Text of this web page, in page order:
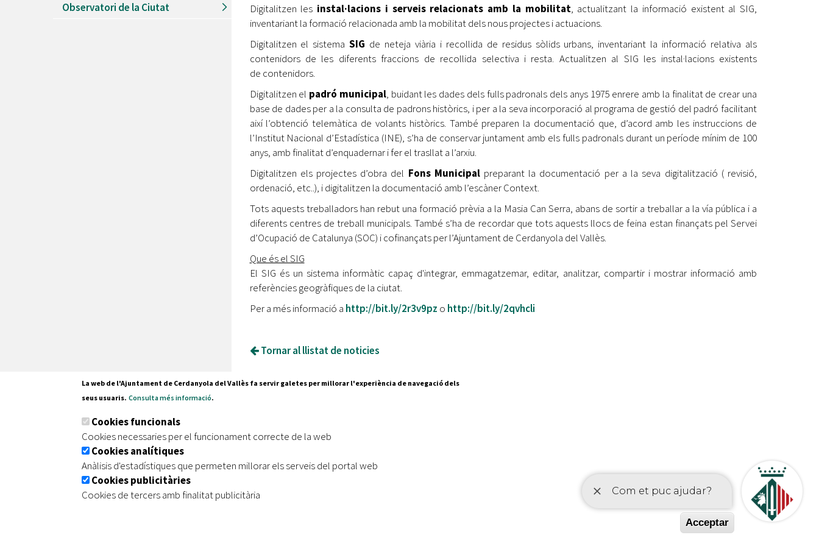
Observatori de la Ciutat
Digitalitzen les instal·lacions i serveis relacionats amb la mobilitat, actualitzant la informació existent al SIG,
inventariant la formació relacionada amb la mobilitat dels nous projectes i actuacions.
Digitalitzen el sistemaSIG de neteja viària i recollida de residus sòlids urbans, inventariant la informació relativa als
contenidors de les diferents fraccions de recollida selectiva i resta. Actualitzen al SIG les instal·lacions existents
de contenidors.
Digitalitzen el padró municipal, buidant les dades dels fulls padronals dels anys 1975 enrere amb la finalitat de crear una
base de dades per a la consulta de padrons històrics, i per a la seva incorporació al programa de gestió del padró facilitant
així l’obtenció telemàtica de volants històrics. També preparen la documentació que, d’acord amb les instruccions de
l’Institut Nacional d’Estadística (INE), s’ha de conservar juntament amb els fulls padronals durant un període mínim de 100
anys, amb finalitat d’enquadernar i fer el trasllat a l’arxiu.
Digitalitzen els projectes d’obra del Fons Municipalpreparant la documentació per a la seva digitalització ( revisió,
ordenació, etc..), i digitalitzen la documentació amb l’escàner Context.
Tots aquests treballadors han rebut una formació prèvia a la Masia Can Serra, abans de sortir a treballar a la vía pública i a
diferents centres de treball municipals. També s’ha de recordar que tots aquests llocs de feina estan finançats pel Servei
d’Ocupació de Catalunya (SOC) i cofinançats per l’Ajuntament de Cerdanyola del Vallès.
Que és el SIG
El SIG és un sistema informàtic capaç d'integrar, emmagatzemar, editar, analitzar, compartir i mostrar informació amb
referències geogràfiques de la ciutat.
Per a més informació a http://bit.ly/2r3v9pz o http://bit.ly/2qvhcli
Tornar al llistat de noticies
Tel. 935 80 88 88
| Avís legal | Protecció de dades
La web de l'Ajuntament de Cerdanyola del Vallès fa servir galetes per millorar l'experiència de navegació dels
seus usuaris. Consulta més informació.
Cookies funcionals
Cookies necessaries per el funcionament correcte de la web
Cookies analítiques
Anàlisis d'estadístiques que permeten millorar els serveis del portal web
Cookies publicitàries
Cookies de tercers amb finalitat publicitària
Acceptar